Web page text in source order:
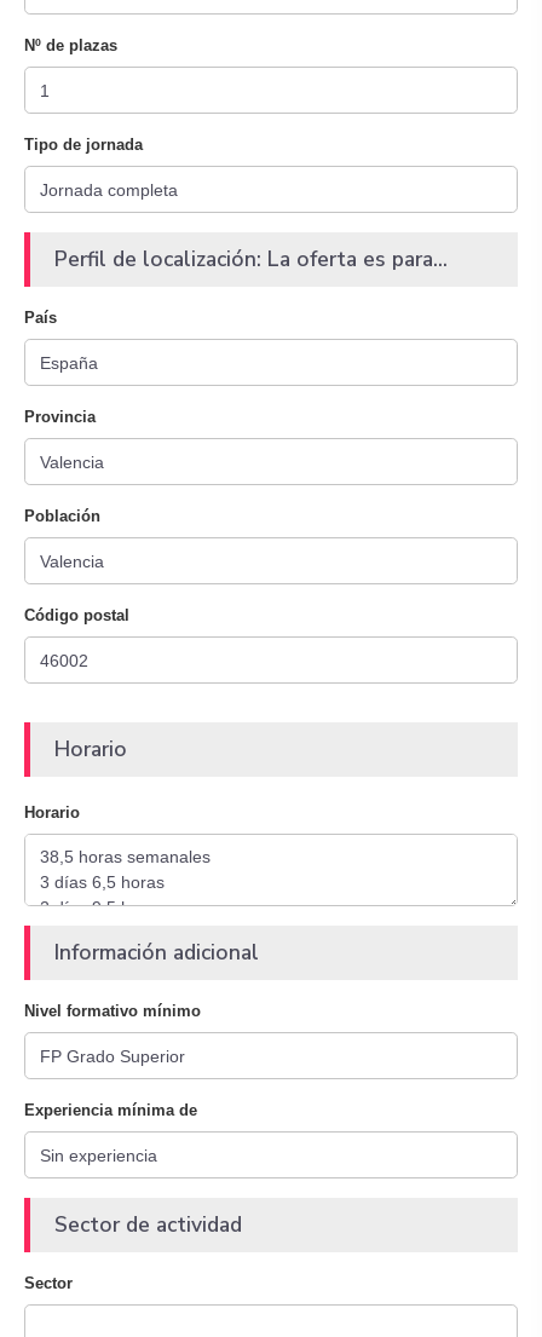
Nº de plazas
Tipo de jornada
Perfil de localización: La oferta es para...
País
Provincia
Población
Código postal
Horario
Horario
Información adicional
Nivel formativo mínimo
Experiencia mínima de
Sector de actividad
Sector